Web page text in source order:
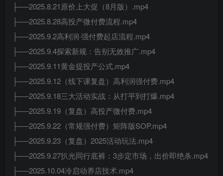
├──2025.8.21原价上大促（8月版）.mp4
├──2025.8.28高投产微付费流程.mp4
├──2025.9.2高利润·强付费起店流程.mp4
├──2025.9.4探索新规：告别无效推广.mp4
├──2025.9.11黄金提投产公式.mp4
├──2025.9.12（线下课复盘）高利润强付费.mp4
├──2025.9.18三大活动实战：从打平到打爆.mp4
├──2025.9.19（复盘）高投产微付费.mp4
├──2025.9.22（常规强付费）矩阵版SOP.mp4
├──2025.9.23（复盘）2025活动玩法.mp4
├──2025.9.27扒光同行底裤：3步定市场，出价即绝杀.mp4
├──2025.10.04冷启动养店技术.mp4